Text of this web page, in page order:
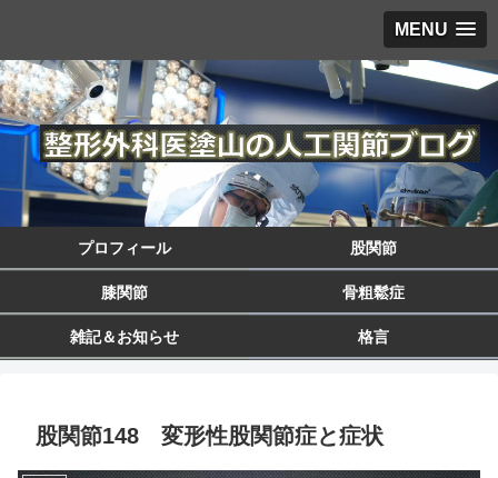
MENU
プロフィール 股関節
膝関節 骨粗鬆症
雑記＆お知らせ 格言
股関節148 変形性股関節症と症状